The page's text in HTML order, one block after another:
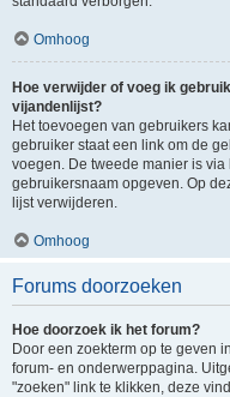
Omhoog
Hoe verwijder of voeg ik
vijandenlijst?
Het toevoegen van gebruikers
gebruiker staat een link om de
voegen. De tweede manier is
gebruikersnaam opgeven. Op
lijst verwijderen.
Omhoog
Forums doorzoeken
Hoe doorzoek ik het forum?
Door een zoekterm op te geven
forum- en onderwerppagina.
"zoeken" link te klikken, deze